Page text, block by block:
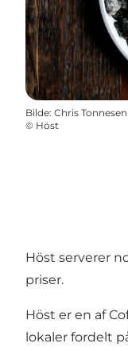
Bilde: Chris Tonnesen
© Höst
Höst serverer
priser.
Höst er en af
lokaler fordelt